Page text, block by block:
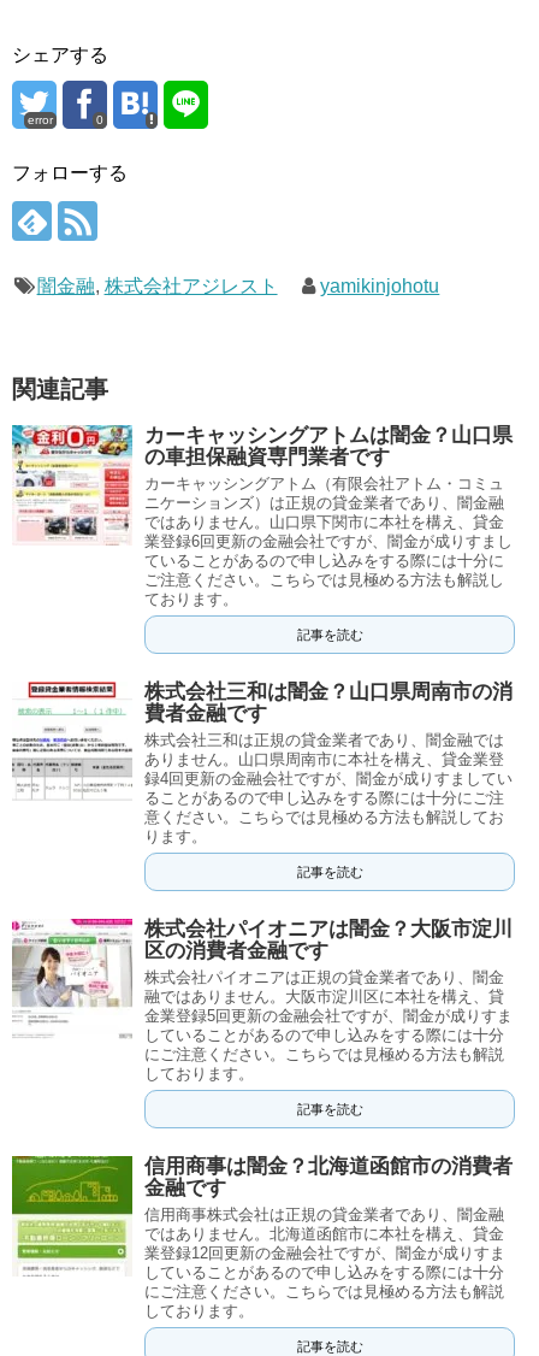
シェアする
error 0
フォローする
闇金融, 株式会社アジレスト yamikinjohotu
関連記事
カーキャッシングアトムは闇金？山口県
の車担保融資専門業者です
カーキャッシングアトム（有限会社アトム・コミュ
ニケーションズ）は正規の貸金業者であり、闇金融
ではありません。山口県下関市に本社を構え、貸金
業登録6回更新の金融会社ですが、闇金が成りすまし
ていることがあるので申し込みをする際には十分に
ご注意ください。こちらでは見極める方法も解説し
ております。
記事を読む
株式会社三和は闇金？山口県周南市の消
費者金融です
株式会社三和は正規の貸金業者であり、闇金融では
ありません。山口県周南市に本社を構え、貸金業登
録4回更新の金融会社ですが、闇金が成りすましてい
ることがあるので申し込みをする際には十分にご注
意ください。こちらでは見極める方法も解説してお
ります。
記事を読む
株式会社パイオニアは闇金？大阪市淀川
区の消費者金融です
株式会社パイオニアは正規の貸金業者であり、闇金
融ではありません。大阪市淀川区に本社を構え、貸
金業登録5回更新の金融会社ですが、闇金が成りすま
していることがあるので申し込みをする際には十分
にご注意ください。こちらでは見極める方法も解説
しております。
記事を読む
信用商事は闇金？北海道函館市の消費者
金融です
信用商事株式会社は正規の貸金業者であり、闇金融
ではありません。北海道函館市に本社を構え、貸金
業登録12回更新の金融会社ですが、闇金が成りすま
していることがあるので申し込みをする際には十分
にご注意ください。こちらでは見極める方法も解説
しております。
記事を読む